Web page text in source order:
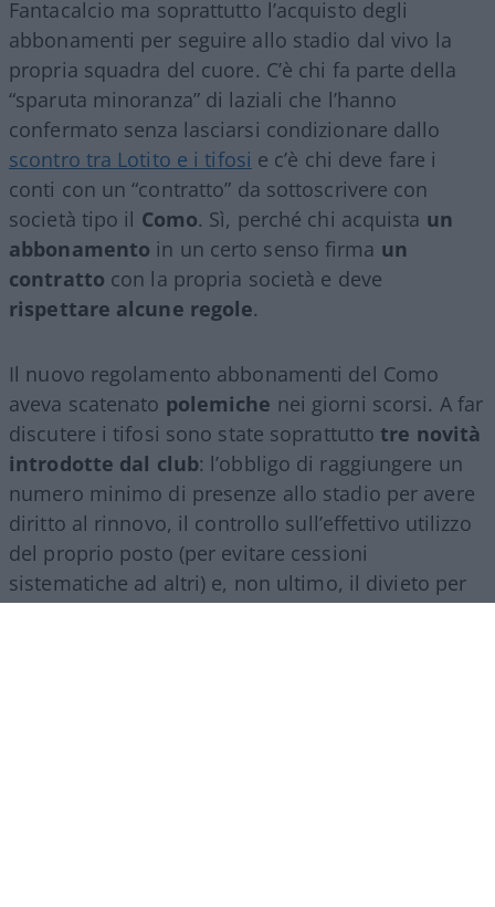
Fantacalcio ma soprattutto l’acquisto degli
abbonamenti per seguire allo stadio dal vivo la
propria squadra del cuore. C’è chi fa parte della
“sparuta minoranza” di laziali che l’hanno
confermato senza lasciarsi condizionare dallo
scontro tra Lotito e i tifosi e c’è chi deve fare i
conti con un “contratto” da sottoscrivere con
società tipo il Como. Sì, perché chi acquista un
abbonamento in un certo senso firma un
contratto con la propria società e deve
rispettare alcune regole.
Il nuovo regolamento abbonamenti del Como
aveva scatenato polemiche nei giorni scorsi. A far
discutere i tifosi sono state soprattutto tre novità
introdotte dal club: l’obbligo di raggiungere un
numero minimo di presenze allo stadio per avere
diritto al rinnovo, il controllo sull’effettivo utilizzo
del proprio posto (per evitare cessioni
sistematiche ad altri) e, non ultimo, il divieto per